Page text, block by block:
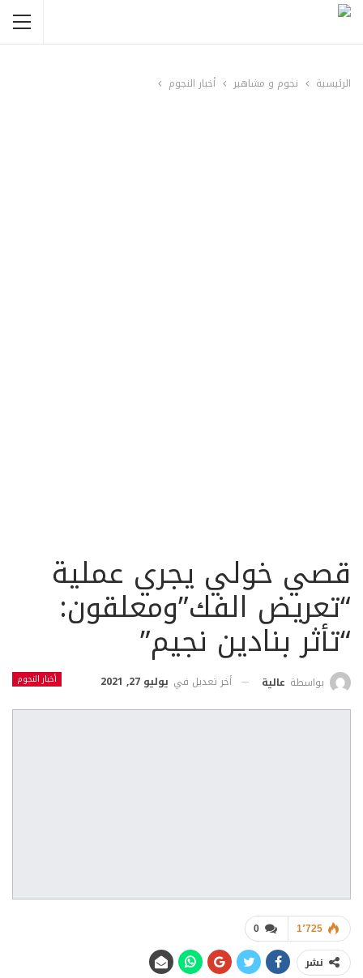
الرئيسية نجوم و مشاهير أخبار النجوم
قصي خولي يجري عملية
“تعريض الفك”ومعلقون:
“تأثر بنادين نجيم”
أخبار النجوم بواسطة عالية أخر تعديل في يوليو 27, 2021
0 1٬725
نشر